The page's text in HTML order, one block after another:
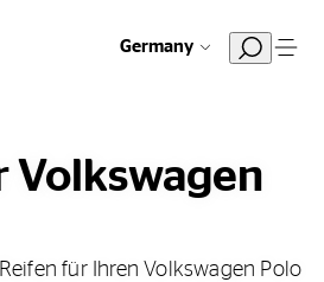
Germany
Volkswagen
für Ihren Volkswagen Polo